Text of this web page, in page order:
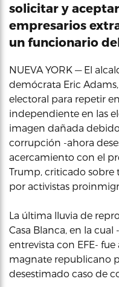
solicitar y
empresarios
un funcionario
NUEVA YORK — El
demócrata Eric
electoral para repetir
independiente en las
imagen dañada
corrupción -ahora
acercamiento con el
Trump, criticado
por activistas
La última lluvia de
Casa Blanca, en la
entrevista con EFE-
magnate republicano
desestimado caso de